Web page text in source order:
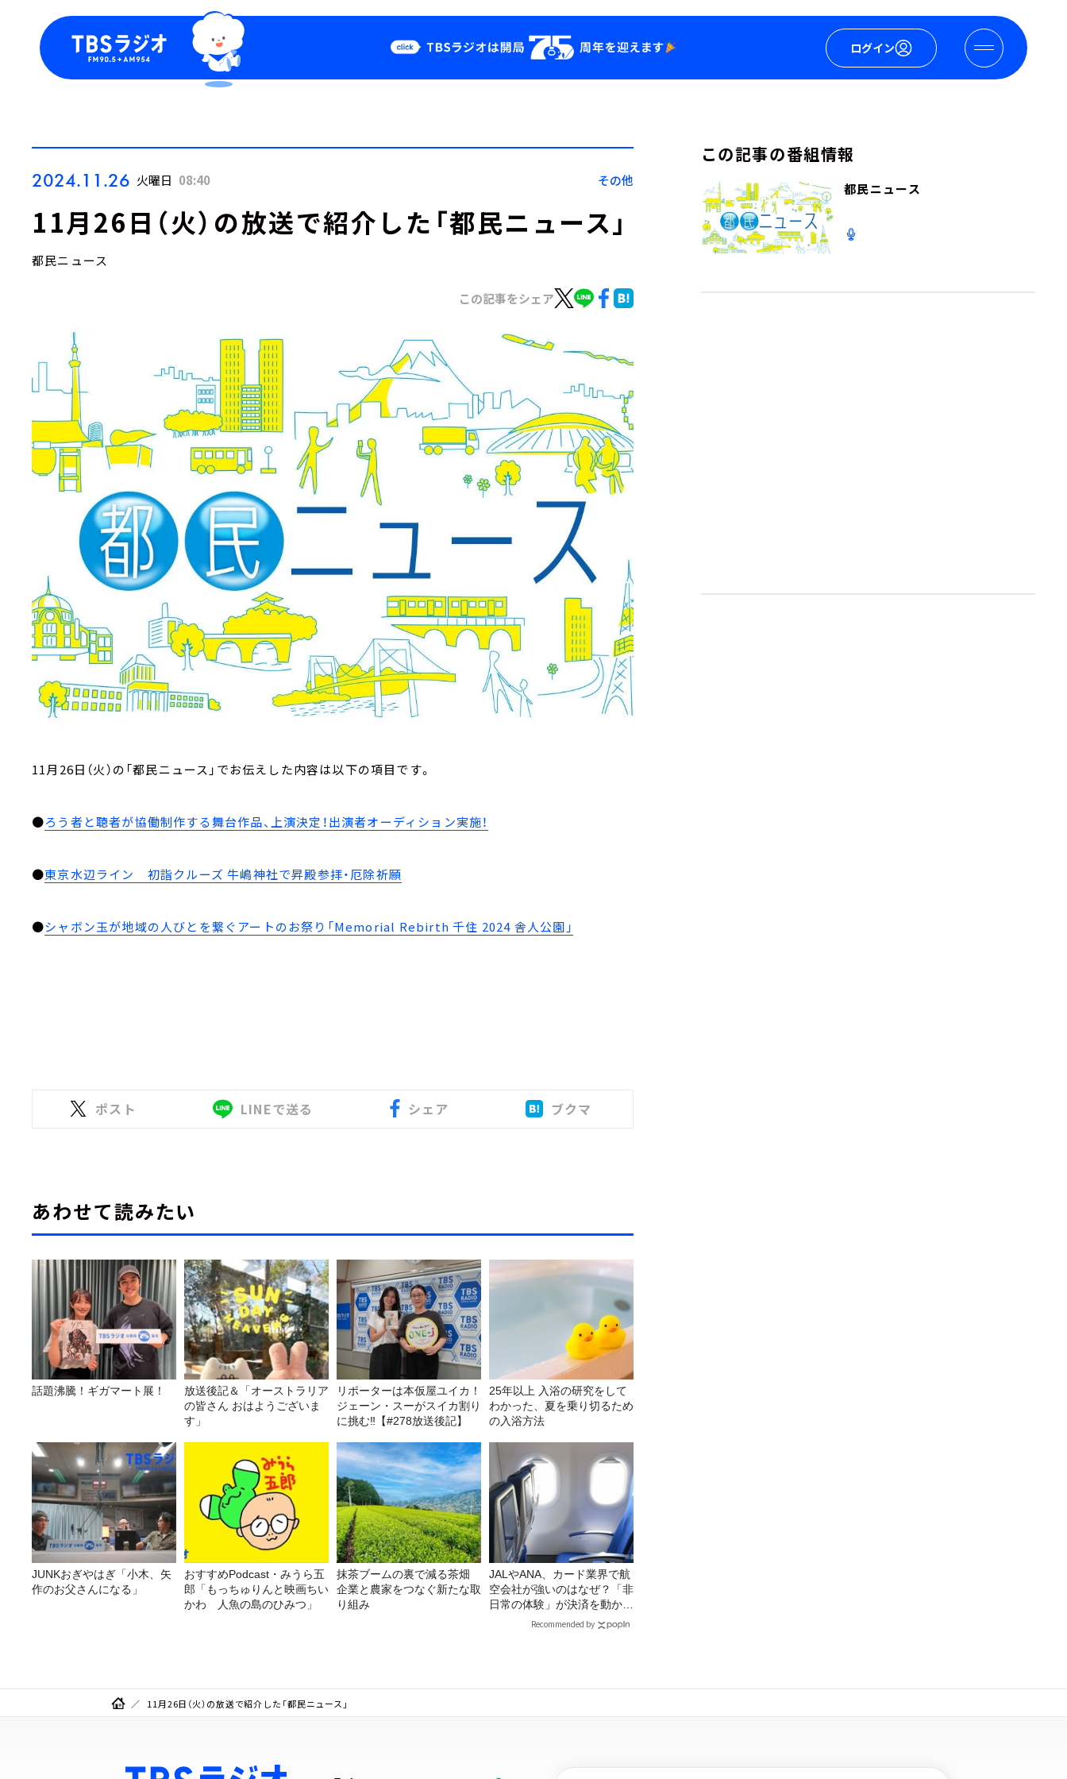
ログイン
Podcast
YouTube
2024.11.26 火曜日 08:40 その他
11月26日（火）の放送で紹介した「都民ニュース」
都民ニュース
この記事をシェア
11月26日（火）の「都民ニュース」でお伝えした内容は以下の項目です。
●ろう者と聴者が協働制作する舞台作品、上演決定！出演者オーディション実施！
●東京水辺ライン 初詣クルーズ 牛嶋神社で昇殿参拝・厄除祈願
●シャボン玉が地域の人びとを繋ぐアートのお祭り「Memorial Rebirth 千住 2024 舎人公園」
ポスト LINEで送る シェア ブクマ
あわせて読みたい
話題沸騰！ギガマート展！
放送後記＆「オーストラリア
の皆さん おはようございま
す」
リポーターは本仮屋ユイカ！
ジェーン・スーがスイカ割り
に挑む‼【#278放送後記】
25年以上 入浴の研究をして
わかった、夏を乗り切るため
の入浴方法
JUNKおぎやはぎ「小木、矢
作のお父さんになる」
おすすめPodcast・みうら五
郎「もっちゅりんと映画ちい
かわ 人魚の島のひみつ」
抹茶ブームの裏で減る茶畑
企業と農家をつなぐ新たな取
り組み
JALやANA、カード業界で航
空会社が強いのはなぜ？「非
日常の体験」が決済を動かす
Recommended by
この記事の番組情報
都民ニュース
11月26日（火）の放送で紹介した「都民ニュース」